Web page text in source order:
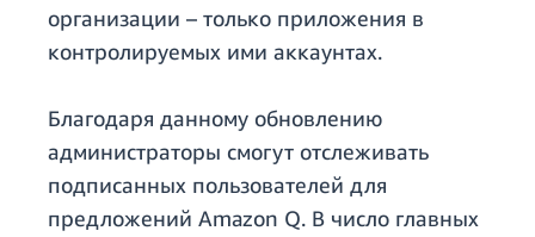
организации – только приложения в
контролируемых ими аккаунтах.
Благодаря данному обновлению
администраторы смогут отслеживать
подписанных пользователей для
предложений Amazon Q. В число главных